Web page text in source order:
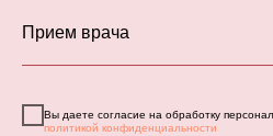
Вы даете согласие на обработку
политикой конфиденциальности